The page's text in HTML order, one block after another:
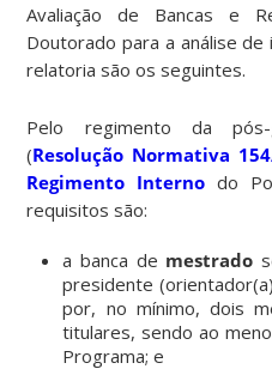
Avaliação de Bancas e
Doutorado para a análise de
relatoria são os seguintes.
Pelo regimento da pós-
(Resolução Normativa
Regimento Interno do
requisitos são:
a banca de mestrado
presidente
por, no mínimo, dois
titulares, sendo ao
Programa; e